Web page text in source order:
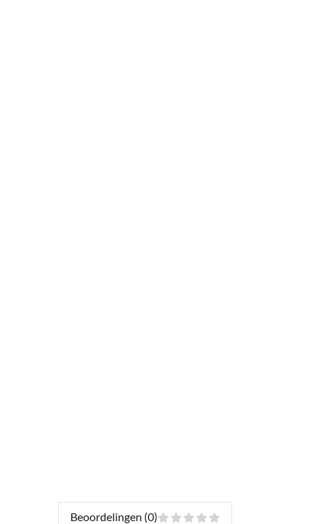
Beoordelingen (0)